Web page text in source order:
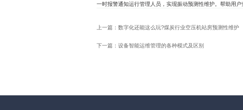
一时报警通知运行管理人员，实现振动预测性维护。帮助用
上一篇：数字化还能这么玩?煤炭行业空压机站房预测性维护
下一篇：设备智能运维管理的各种模式及区别